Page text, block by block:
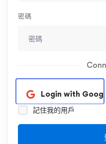
密碼
Login with Google
記住我的用戶